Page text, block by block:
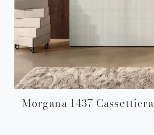
Morgana 1437 Cassettiera